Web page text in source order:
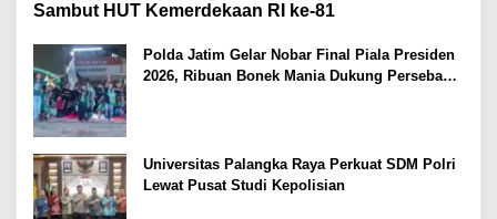
Sambut HUT Kemerdekaan RI ke-81
Polda Jatim Gelar Nobar Final Piala Presiden
2026, Ribuan Bonek Mania Dukung Persebaya
Universitas Palangka Raya Perkuat SDM Polri
Lewat Pusat Studi Kepolisian